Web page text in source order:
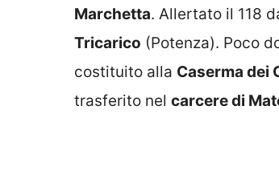
Marchetta. Allertato il 118
Tricarico (Potenza). Poco
costituito alla Caserma dei
trasferito nel carcere di